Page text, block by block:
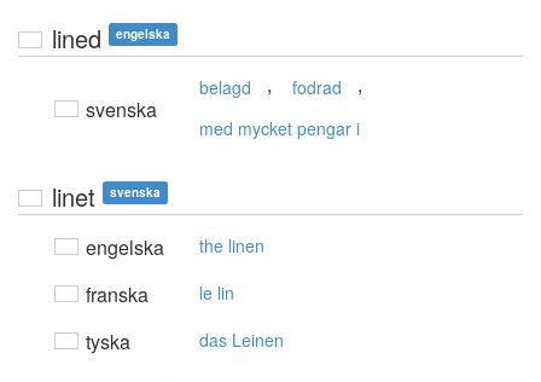
lined engelska
svenska
belagd , fodrad ,
med mycket pengar i
linet svenska
engelska the linen
franska le lin
tyska das Leinen